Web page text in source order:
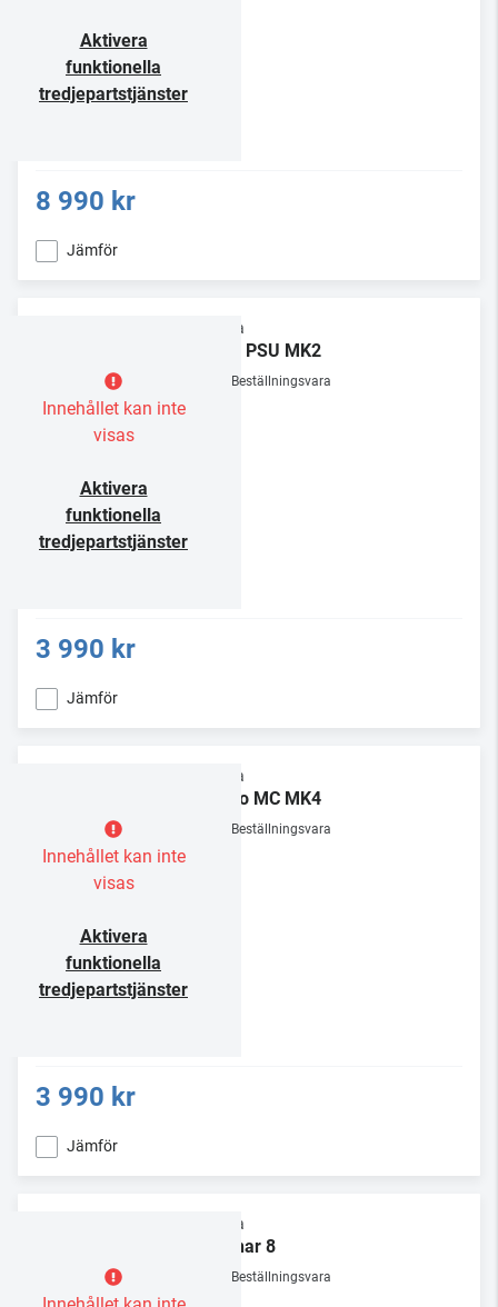
Aktivera
funktionella
tredjepartstjänster
8 990 kr
Jämför
Innehållet kan inte
visas
Aktivera
funktionella
tredjepartstjänster
Rega
Neo PSU MK2
Beställningsvara
3 990 kr
Jämför
Innehållet kan inte
visas
Aktivera
funktionella
tredjepartstjänster
Rega
Fono MC MK4
Beställningsvara
3 990 kr
Jämför
Rega
Planar 8
Beställningsvara